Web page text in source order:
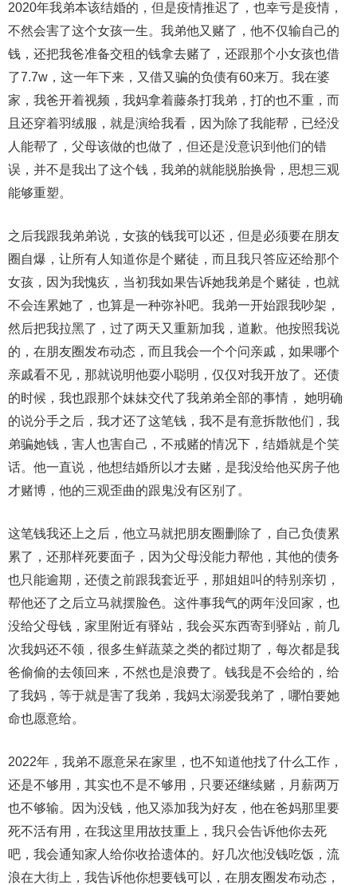
2020年我弟本该结婚的，但是疫情推迟了，也幸亏是疫情，
不然会害了这个女孩一生。我弟他又赌了，他不仅输自己的
钱，还把我爸准备交租的钱拿去赌了，还跟那个小女孩也借
了7.7w，这一年下来，又借又骗的负债有60来万。我在婆
家，我爸开着视频，我妈拿着藤条打我弟，打的也不重，而
且还穿着羽绒服，就是演给我看，因为除了我能帮，已经没
人能帮了，父母该做的也做了，但还是没意识到他们的错
误，并不是我出了这个钱，我弟的就能脱胎换骨，思想三观
能够重塑。
之后我跟我弟弟说，女孩的钱我可以还，但是必须要在朋友
圈自爆，让所有人知道你是个赌徒，而且我只答应还给那个
女孩，因为我愧疚，当初我如果告诉她我弟是个赌徒，也就
不会连累她了，也算是一种弥补吧。我弟一开始跟我吵架，
然后把我拉黑了，过了两天又重新加我，道歉。他按照我说
的，在朋友圈发布动态，而且我会一个个问亲戚，如果哪个
亲戚看不见，那就说明他耍小聪明，仅仅对我开放了。还债
的时候，我也跟那个妹妹交代了我弟弟全部的事情， 她明确
的说分手之后，我才还了这笔钱，我不是有意拆散他们，我
弟骗她钱，害人也害自己，不戒赌的情况下，结婚就是个笑
话。他一直说，他想结婚所以才去赌，是我没给他买房子他
才赌博，他的三观歪曲的跟鬼没有区别了。
这笔钱我还上之后，他立马就把朋友圈删除了，自己负债累
累了，还那样死要面子，因为父母没能力帮他，其他的债务
也只能逾期，还债之前跟我套近乎，那姐姐叫的特别亲切，
帮他还了之后立马就摆脸色。这件事我气的两年没回家，也
没给父母钱，家里附近有驿站，我会买东西寄到驿站，前几
次我妈还不领，很多生鲜蔬菜之类的都过期了，每次都是我
爸偷偷的去领回来，不然也是浪费了。钱我是不会给的，给
了我妈，等于就是害了我弟，我妈太溺爱我弟了，哪怕要她
命也愿意给。
2022年，我弟不愿意呆在家里，也不知道他找了什么工作，
还是不够用，其实也不是不够用，只要还继续赌，月薪两万
也不够输。因为没钱，他又添加我为好友，他在爸妈那里要
死不活有用，在我这里用故技重上，我只会告诉他你去死
吧，我会通知家人给你收拾遗体的。好几次他没钱吃饭，流
浪在大街上，我告诉他你想要钱可以，在朋友圈发布动态，